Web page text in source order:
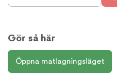
Gör så här
Öppna matlagningsläget